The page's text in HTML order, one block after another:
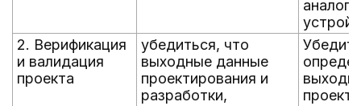
2. Верификация
и валидация
проекта
убедиться, что
выходные данные
проектирования и
разработки,